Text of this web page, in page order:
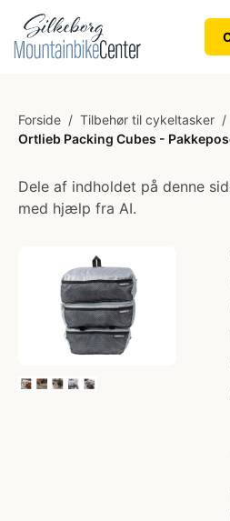
Forside / Tilbehør til cykeltasker /
Ortlieb Packing Cubes -
Dele af indholdet på denne
med hjælp fra AI.